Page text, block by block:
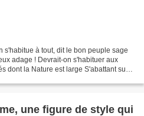
s'habitue à tout, dit le bon peuple sage
adage ! Devrait-on s'habituer aux
dont la Nature est large S'abattant sur
une figure de style qui